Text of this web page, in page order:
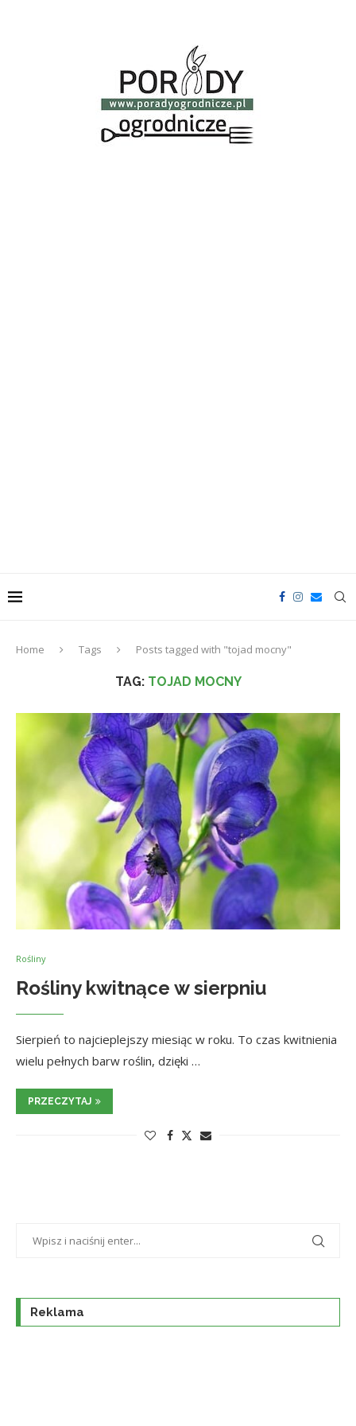
Home Tags Posts tagged with "tojad mocny"
TAG: TOJAD MOCNY
Rośliny
Rośliny kwitnące w sierpniu
Sierpień to najcieplejszy miesiąc w roku. To czas kwitnienia
wielu pełnych barw roślin, dzięki …
PRZECZYTAJ
Reklama